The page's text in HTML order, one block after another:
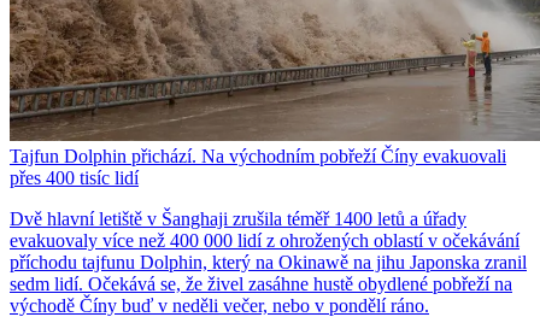
Tajfun Dolphin přichází. Na východním pobřeží Číny evakuovali
přes 400 tisíc lidí
Dvě hlavní letiště v Šanghaji zrušila téměř 1400 letů a úřady
evakuovaly více než 400 000 lidí z ohrožených oblastí v očekávání
příchodu tajfunu Dolphin, který na Okinawě na jihu Japonska zranil
sedm lidí. Očekává se, že živel zasáhne hustě obydlené pobřeží na
východě Číny buď v neděli večer, nebo v pondělí ráno.